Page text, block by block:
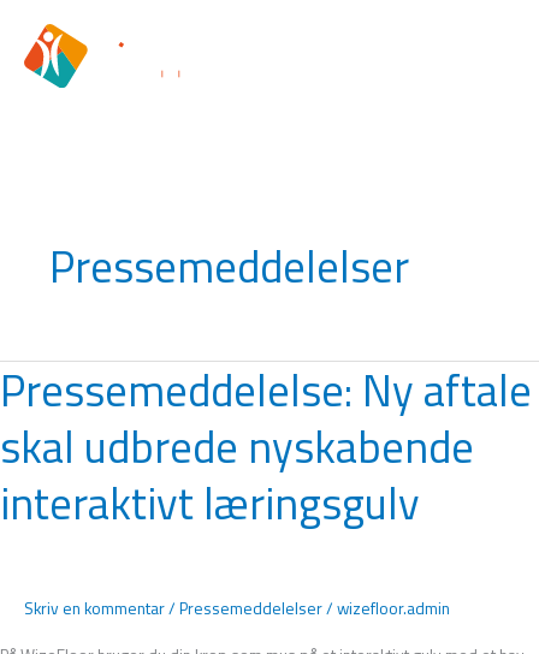
indholdet
Pressemeddelelser
Pressemeddelelse: Ny aftale
skal udbrede nyskabende
interaktivt læringsgulv
Skriv en kommentar/ Pressemeddelelser/ wizefloor.admin
Pressemeddelelse:
Ny
aftale
skal
udbrede
nyskabende